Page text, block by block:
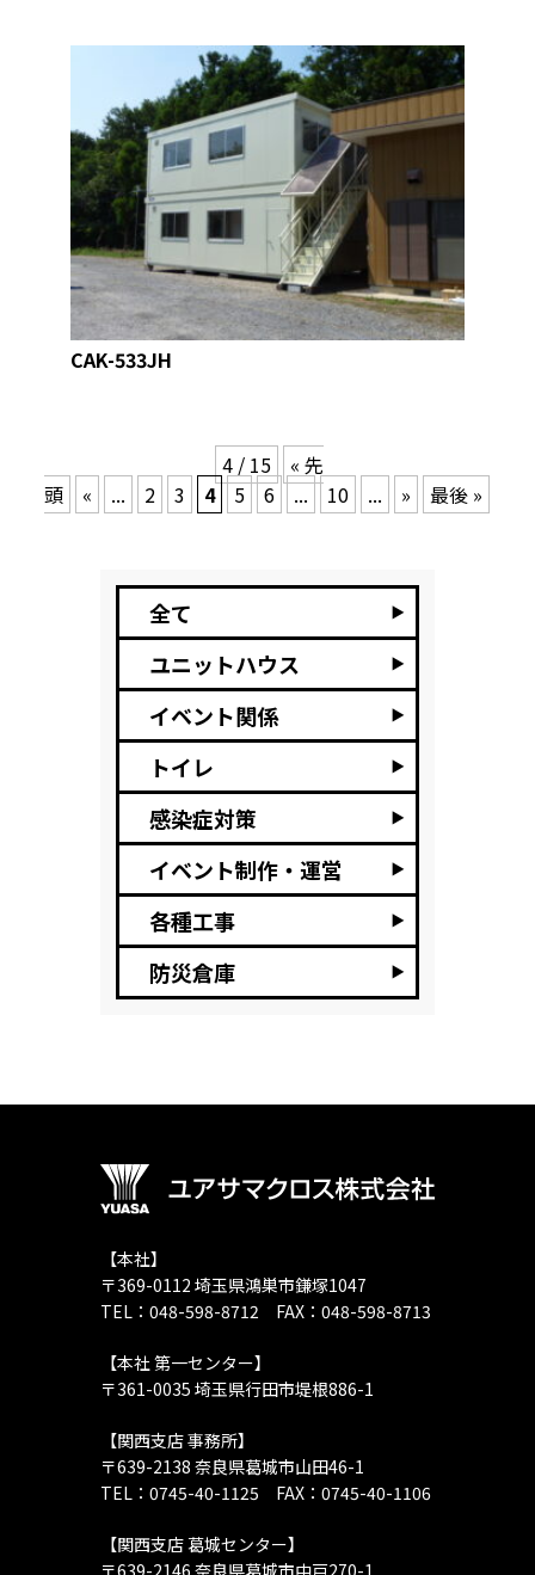
CAK-533JH
4 / 15
« 先
頭
« ... 2 3 4 5 6 ... 10 ... » 最後 »
全て
ユニットハウス
イベント関係
トイレ
感染症対策
イベント制作・運営
各種工事
防災倉庫
【本社】
〒369-0112 埼玉県鴻巣市鎌塚1047
TEL：048-598-8712 FAX：048-598-8713
【本社 第一センター】
〒361-0035 埼玉県行田市堤根886-1
【関西支店 事務所】
〒639-2138 奈良県葛城市山田46-1
TEL：0745-40-1125 FAX：0745-40-1106
【関西支店 葛城センター】
〒639-2146 奈良県葛城市中戸270-1